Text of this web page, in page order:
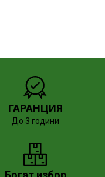
ГАРАНЦИЯ
До 3 години